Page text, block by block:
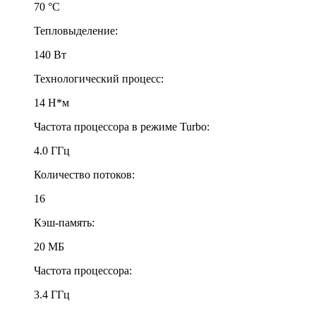
70 °С
Тепловыделение:
140 Вт
Технологический процесс:
14 Н*м
Частота процессора в режиме Turbo:
4.0 ГГц
Количество потоков:
16
Кэш-память:
20 МБ
Частота процессора:
3.4 ГГц